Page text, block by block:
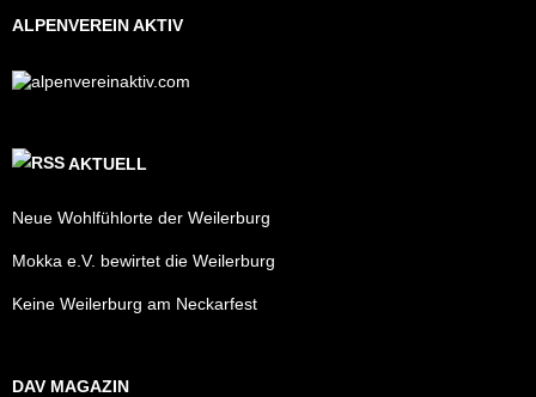
ALPENVEREIN AKTIV
AKTUELL
Neue Wohlfühlorte der Weilerburg
Mokka e.V. bewirtet die Weilerburg
Keine Weilerburg am Neckarfest
DAV MAGAZIN